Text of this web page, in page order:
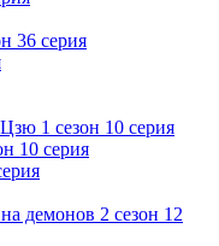
10 серия